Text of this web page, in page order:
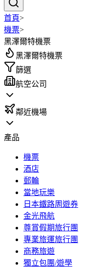
首頁>
機票>
黑澤爾特機票
黑澤爾特機票
篩選
航空公司
鄰近機場
產品
機票
酒店
郵輪
當地玩樂
日本鐵路周遊券
金光飛航
尊賞假期旅行團
專業旅運旅行團
商務旅遊
獨立包團/遊學